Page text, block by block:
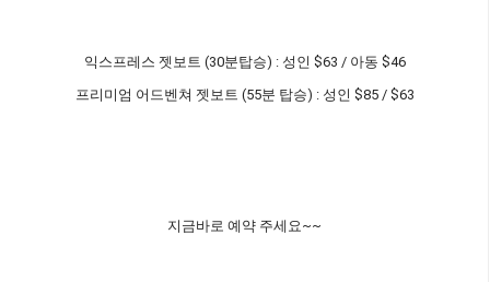
익스프레스 젯보트 (30분탑승) : 성인 $63 / 아동 $46
프리미엄 어드벤쳐 젯보트 (55분 탑승) : 성인 $85 / $63
지금바로 예약 주세요~~